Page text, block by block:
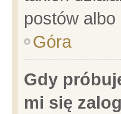
postów
Góra
Gdy
mi się